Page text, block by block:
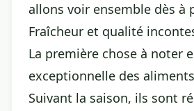
allons voir ensemble dès à
Fraîcheur et qualité
La première chose à noter
exceptionnelle des
Suivant la saison, ils sont